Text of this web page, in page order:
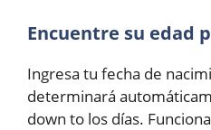
Encuentre su edad
Ingresa tu fecha de
determinará
down to los días.